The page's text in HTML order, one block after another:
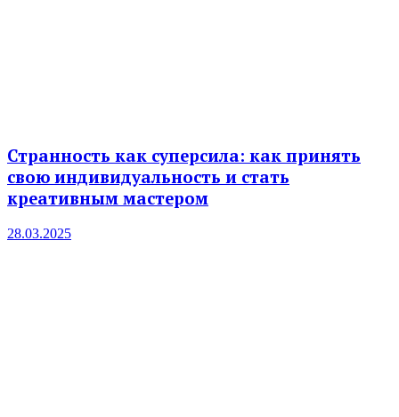
Странность как суперсила: как принять
свою индивидуальность и стать
креативным мастером
28.03.2025